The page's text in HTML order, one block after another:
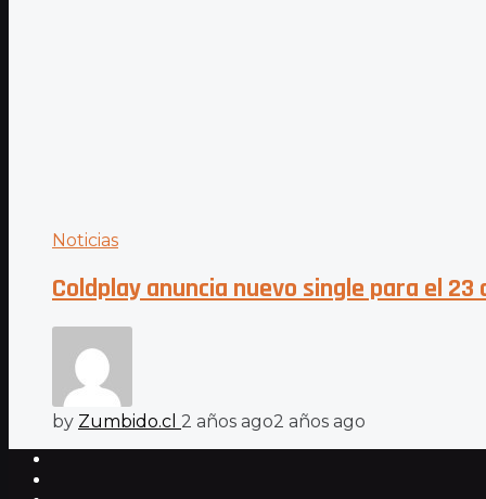
Noticias
Coldplay anuncia nuevo single para el
by Zumbido.cl 2 años ago2 años ago